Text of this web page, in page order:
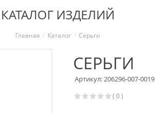
КАТАЛОГ ИЗДЕЛИЙ
Главная Каталог Серьги
СЕРЬГИ
Артикул: 206296-007-0019
( 0 )